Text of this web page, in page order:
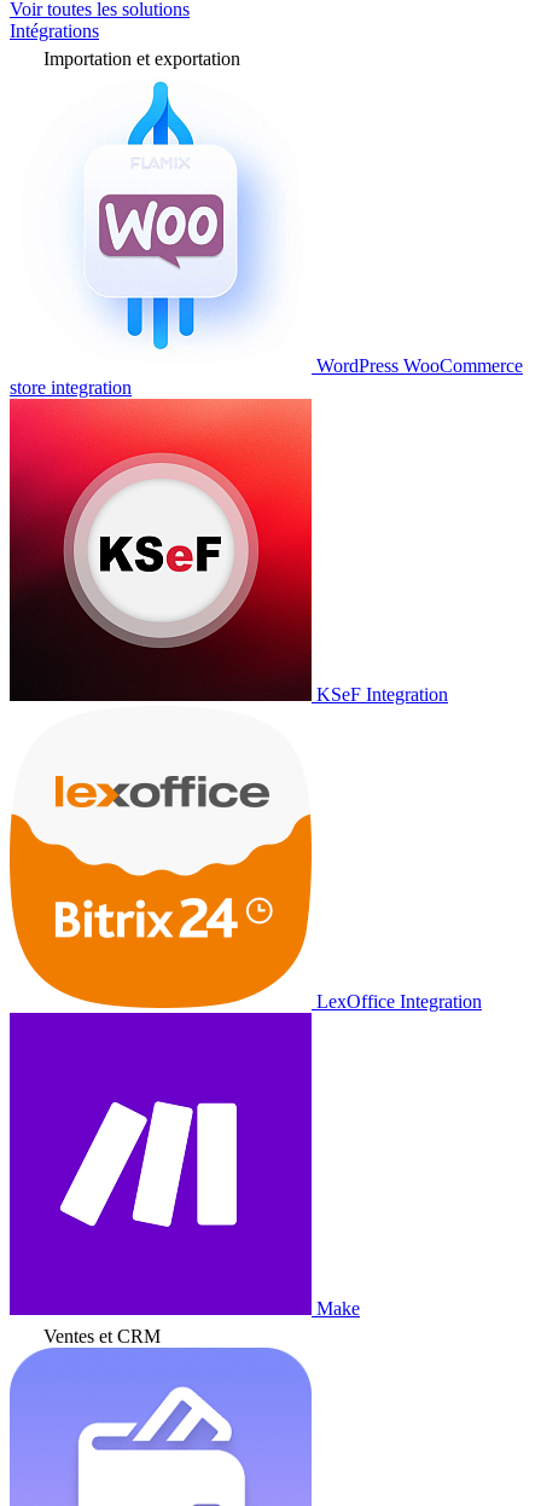
Voir toutes les solutions
Intégrations
Importation et exportation
WordPress WooCommerce
store integration
KSeF Integration
LexOffice Integration
Make
Ventes et CRM